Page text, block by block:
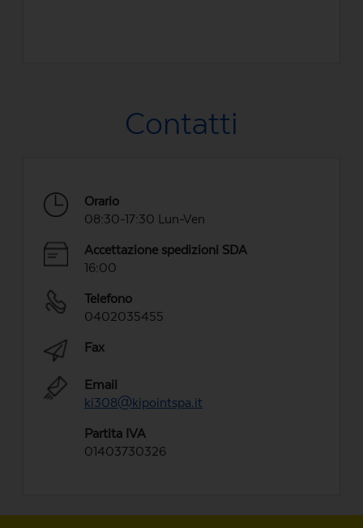
Contatti
Orario
08:30-17:30 Lun-Ven
Accettazione spedizioni SDA
16:00
Telefono
0402035455
Fax
Email
ki308@kipointspa.it
Partita IVA
01403730326